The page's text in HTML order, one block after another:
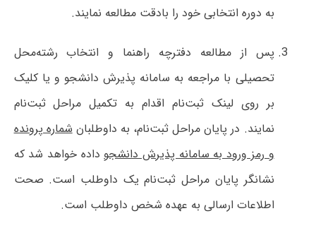
به دوره انتخابی خود را بادقت مطالعه نمایند.
پس از مطالعه دفترچه راهنما و انتخاب رشته‌محل
تحصیلی با مراجعه به سامانه پذیرش دانشجو و یا کلیک
بر روی لینک ثبت‌نام اقدام به تکمیل مراحل ثبت‌نام
نمایند. در پایان مراحل ثبت‌نام، به داوطلبانشماره پرونده
و رمز ورود به سامانه پذیرش دانشجوداده خواهد شد که
نشانگر پایان مراحل ثبت‌نام یک داوطلب است. صحت
اطلاعات ارسالی به عهده شخص داوطلب است.